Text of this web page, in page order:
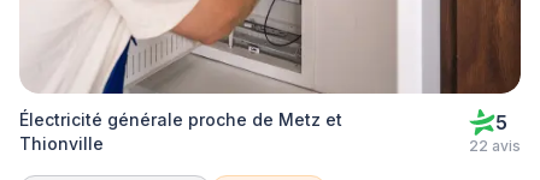
Électricité générale proche de Metz et
Thionville
5
22 avis